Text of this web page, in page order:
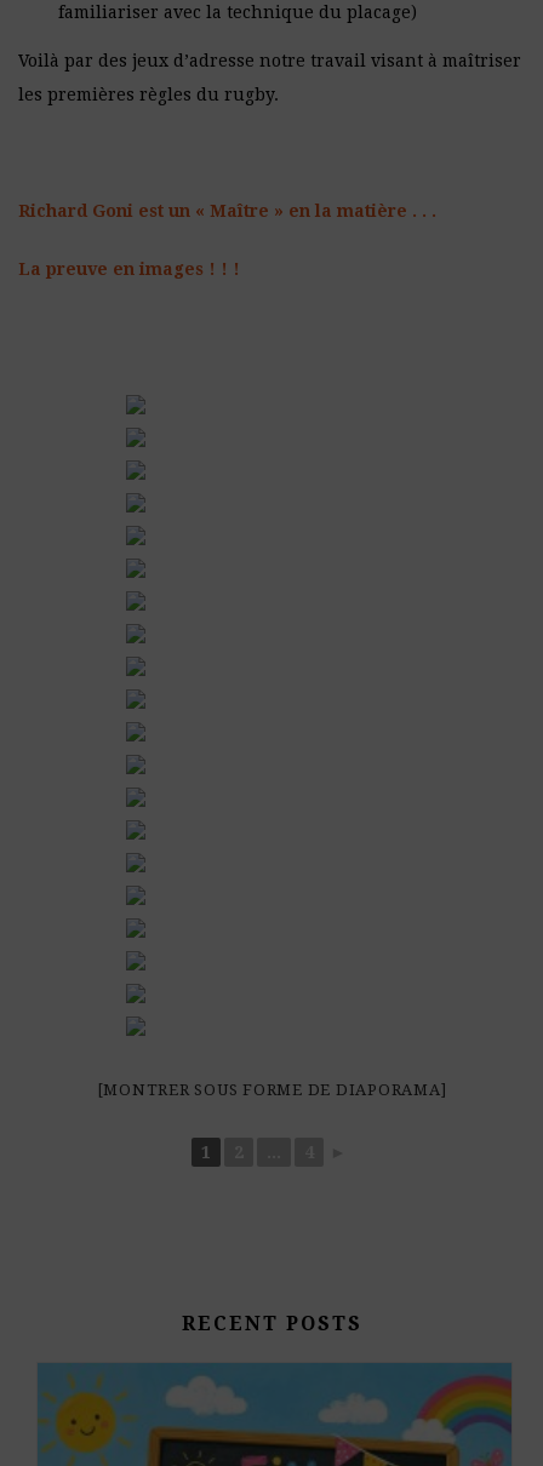
familiariser avec la technique du placage)
Voilà par des jeux d’adresse notre travail visant à maîtriser
les premières règles du rugby.
Richard Goni est un « Maître » en la matière . . .
La preuve en images ! ! !
[MONTRER SOUS FORME DE DIAPORAMA]
1
RECENT POSTS